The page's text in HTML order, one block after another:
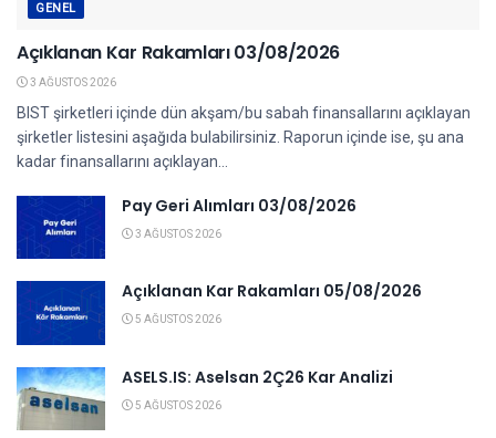
GENEL
Açıklanan Kar Rakamları 03/08/2026
3 AĞUSTOS 2026
BIST şirketleri içinde dün akşam/bu sabah finansallarını açıklayan
şirketler listesini aşağıda bulabilirsiniz. Raporun içinde ise, şu ana
kadar finansallarını açıklayan...
Pay Geri Alımları 03/08/2026
3 AĞUSTOS 2026
Açıklanan Kar Rakamları 05/08/2026
5 AĞUSTOS 2026
ASELS.IS: Aselsan 2Ç26 Kar Analizi
5 AĞUSTOS 2026